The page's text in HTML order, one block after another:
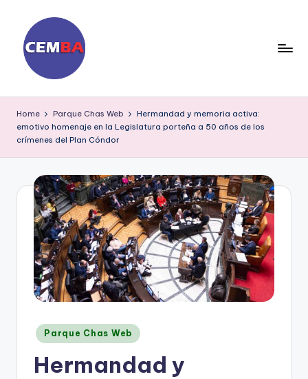
content
ia
ri
o
C
E
M
B
A
Home Parque Chas Web
Hermandad y memoria activa:
emotivo homenaje en la Legislatura porteña a 50 años de los
crímenes del Plan Cóndor
Posted
in
Parque Chas Web
Hermandad y